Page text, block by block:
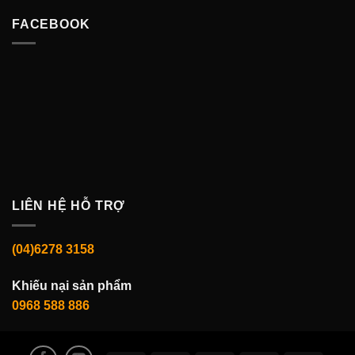
FACEBOOK
LIÊN HỆ HỖ TRỢ
(04)6278 3158
Khiếu nại sản phẩm
0968 588 886